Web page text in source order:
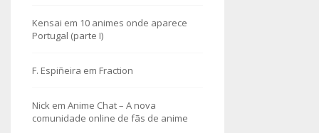
Kensai em 10 animes onde aparece
Portugal (parte I)
F. Espiñeira em Fraction
Nick em Anime Chat – A nova
comunidade online de fãs de anime